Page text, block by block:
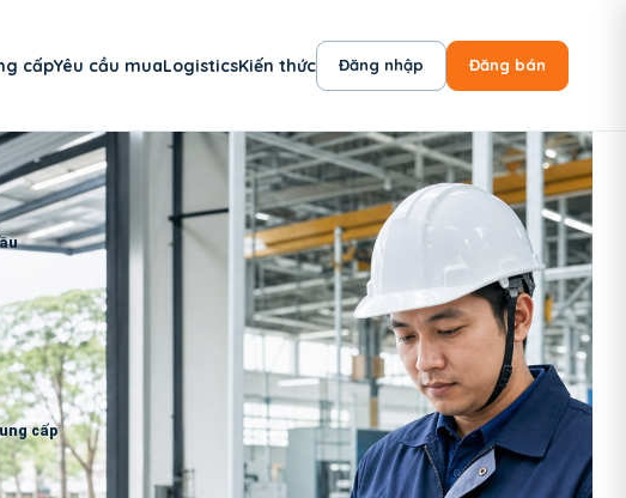
cấpYêu cầu muaLogisticsKiến thức Đăng nhập Đăng bán
cấp